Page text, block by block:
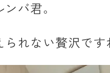
バ君。
られない贅沢です